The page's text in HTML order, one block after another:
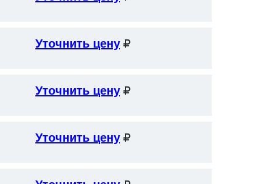
Уточнить цену
Уточнить цену
Уточнить цену